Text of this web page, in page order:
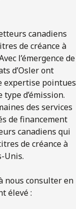
canadiens
de créance à
l’émergence de
d’Osler ont
expertise pointues
d’émission.
des services
de financement
canadiens qui
de créance à
Unis.
nous consulter en
élevé :